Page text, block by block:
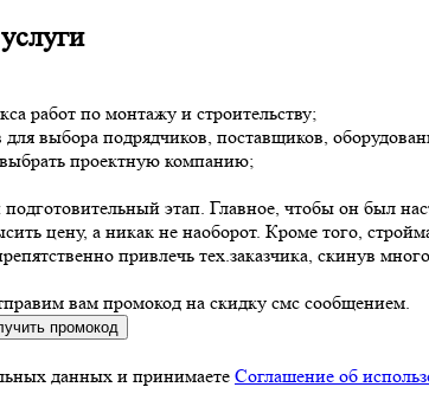
работ по монтажу и строительству;
выбора подрядчиков, поставщиков,
проектную компанию;
этап. Главное, чтобы он был
цену, а никак не наоборот. Кроме того,
привлечь тех.заказчика, скинув
вам промокод на скидку смс сообщением.
промокод
данных и принимаете Соглашение об